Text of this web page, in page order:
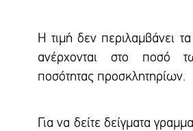
Η τιμή δεν περιλαμβάνει
ανέρχονται στο ποσό
ποσότητας προσκλητηρίων.
Για να δείτε δείγματα